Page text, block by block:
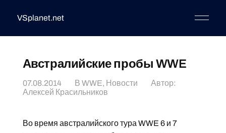
VSplanet.net
Австралийские пробы WWE
07.08.2014 В WWE, Новости
Автор:
Алексей Красильников
Во время австралийского тура WWE 6 и 7